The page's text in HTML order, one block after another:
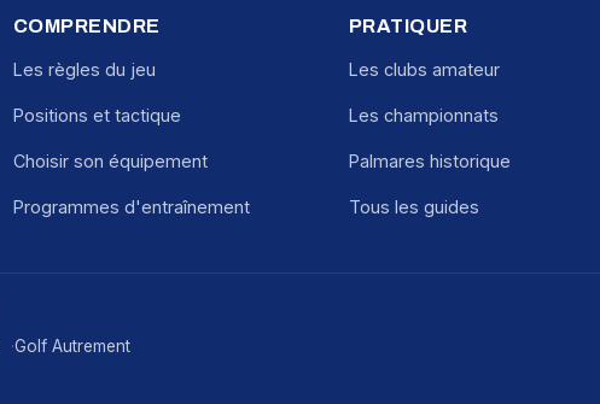
COMPRENDRE
Les règles du jeu
Positions et tactique
Choisir son équipement
Programmes d'entraînement
PRATIQUER
Les clubs amateur
Les championnats
Palmares historique
Tous les guides
Golf Autrement